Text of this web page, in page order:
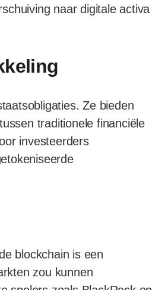
naar digitale activa
Ze bieden
traditionele financiële
investeerders
blockchain is een
zou kunnen